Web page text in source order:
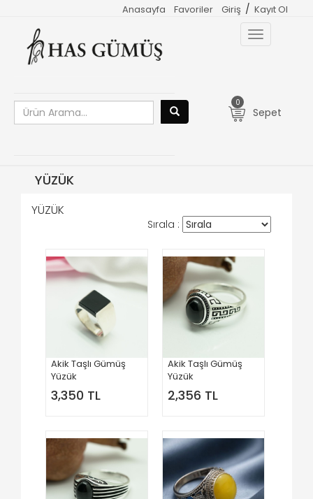
Giriş / Kayıt Ol
Favoriler
Anasayfa
Toggle
navigation
0
Sepet
YÜZÜK
YÜZÜK
Sırala :
Akik Taşlı Gümüş
Yüzük
3,350 TL
Akik Taşlı Gümüş
Yüzük
2,356 TL